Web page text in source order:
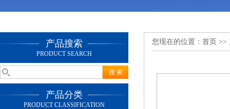
产品搜索
PRODUCT SEARCH
产品分类
PRODUCT CLASSIFICATION
您现在的位置： 首页 >>